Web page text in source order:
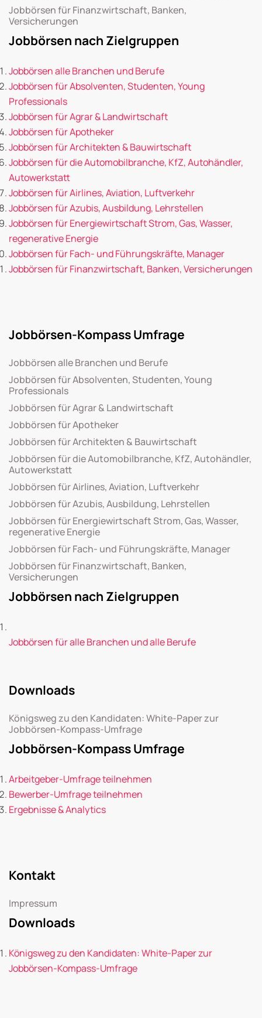
Jobbörsen für Finanzwirtschaft, Banken,
Versicherungen
Jobbörsen nach Zielgruppen
Jobbörsen alle Branchen und Berufe
Jobbörsen für Absolventen, Studenten, Young
Professionals
Jobbörsen für Agrar & Landwirtschaft
Jobbörsen für Apotheker
Jobbörsen für Architekten & Bauwirtschaft
Jobbörsen für die Automobilbranche, KfZ, Autohändler,
Autowerkstatt
Jobbörsen für Airlines, Aviation, Luftverkehr
Jobbörsen für Azubis, Ausbildung, Lehrstellen
Jobbörsen für Energiewirtschaft Strom, Gas, Wasser,
regenerative Energie
Jobbörsen für Fach- und Führungskräfte, Manager
Jobbörsen für Finanzwirtschaft, Banken, Versicherungen
Jobbörsen-Kompass Umfrage
Jobbörsen alle Branchen und Berufe
Jobbörsen für Absolventen, Studenten, Young
Professionals
Jobbörsen für Agrar & Landwirtschaft
Jobbörsen für Apotheker
Jobbörsen für Architekten & Bauwirtschaft
Jobbörsen für die Automobilbranche, KfZ, Autohändler,
Autowerkstatt
Jobbörsen für Airlines, Aviation, Luftverkehr
Jobbörsen für Azubis, Ausbildung, Lehrstellen
Jobbörsen für Energiewirtschaft Strom, Gas, Wasser,
regenerative Energie
Jobbörsen für Fach- und Führungskräfte, Manager
Jobbörsen für Finanzwirtschaft, Banken,
Versicherungen
Jobbörsen nach Zielgruppen
Jobbörsen für alle Branchen und alle Berufe
Downloads
Königsweg zu den Kandidaten: White-Paper zur
Jobbörsen-Kompass-Umfrage
Jobbörsen-Kompass Umfrage
Arbeitgeber-Umfrage teilnehmen
Bewerber-Umfrage teilnehmen
Ergebnisse & Analytics
Kontakt
Impressum
Downloads
Königsweg zu den Kandidaten: White-Paper zur
Jobbörsen-Kompass-Umfrage